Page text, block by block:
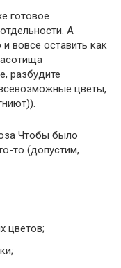
готовое
А
вовсе оставить как
разбудите
цветы,
Чтобы было
то (допустим,
цветов;